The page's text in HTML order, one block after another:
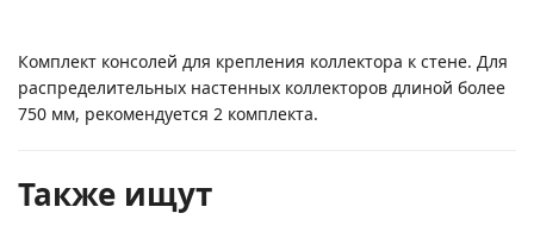
Комплект консолей для крепления коллектора к стене. Для
распределительных настенных коллекторов длиной более
750 мм, рекомендуется 2 комплекта.
Также ищут